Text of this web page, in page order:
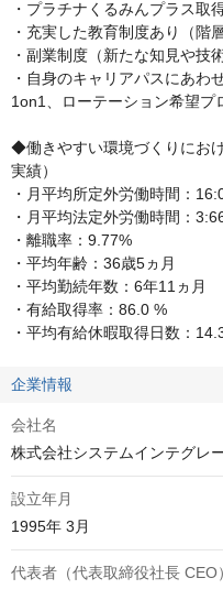
・プラチナくるみんプラス
・充実した教育制度あり（
・副業制度（新たな知見や技
・自身のキャリアパスにあわ
1on1、ローテーション希望プ
◆働きやすい環境づくりにお
実績）
・月平均所定外労働時間：
・月平均法定外労働時間：
・離職率：9.77%
・平均年齢：36歳5ヵ月
・平均勤続年数：6年11ヵ月
・有給取得率：86.0 %
・平均有給休暇取得日数：
企業情報
会社名
株式会社システムインテグレ
設立年月
1995年 3月
代表者（代表取締役社長 CEO）